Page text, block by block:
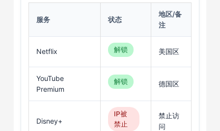
服务 状态
地区/备
注
Netflix 解锁 美国区
YouTube
Premium
解锁 德国区
Disney+
IP被
禁止
禁止访
问